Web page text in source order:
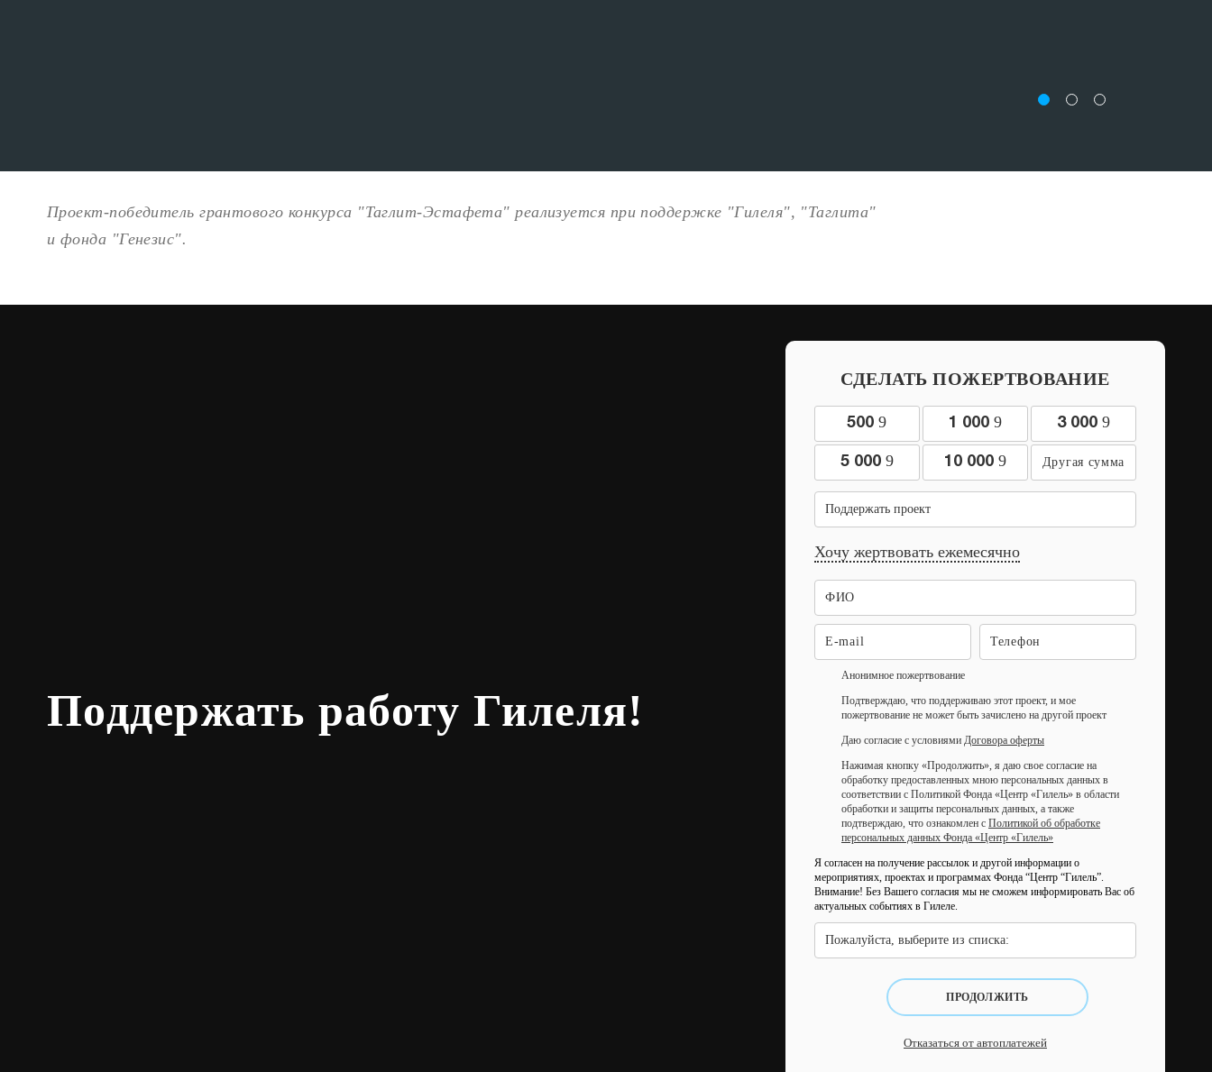
Проект-победитель грантового конкурса "Таглит-Эстафета" реализуется при поддержке "Гилеля", "Таглита"
и фонда "Генезис".
Поддержать работу Гилеля!
СДЕЛАТЬ ПОЖЕРТВОВАНИЕ
5009 1 000 9 3 000 9
5 000 9 10 000 9
Поддержать проект
Хочу жертвовать ежемесячно
Анонимное пожертвование
Подтверждаю, что поддерживаю этот проект, и мое
пожертвование не может быть зачислено на другой проект
Даю согласие с условиями Договора оферты
Нажимая кнопку «Продолжить», я даю свое согласие на
обработку предоставленных мною персональных данных в
соответствии с Политикой Фонда «Центр «Гилель» в области
обработки и защиты персональных данных, а также
подтверждаю, что ознакомлен с Политикой об обработке
персональных данных Фонда «Центр «Гилель»
Я согласен на получение рассылок и другой информации о
мероприятиях, проектах и программах Фонда “Центр “Гилель”.
Внимание! Без Вашего согласия мы не сможем информировать Вас об
актуальных событиях в Гилеле.
Пожалуйста, выберите из списка:
ПРОДОЛЖИТЬ
Отказаться от автоплатежей